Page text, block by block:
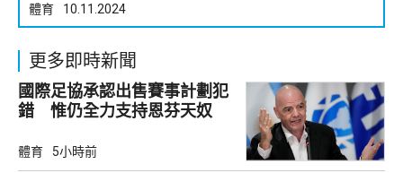
體育 10.11.2024
更多即時新聞
國際足協承認出售賽事計劃犯
錯 惟仍全力支持恩芬天奴
體育 5小時前